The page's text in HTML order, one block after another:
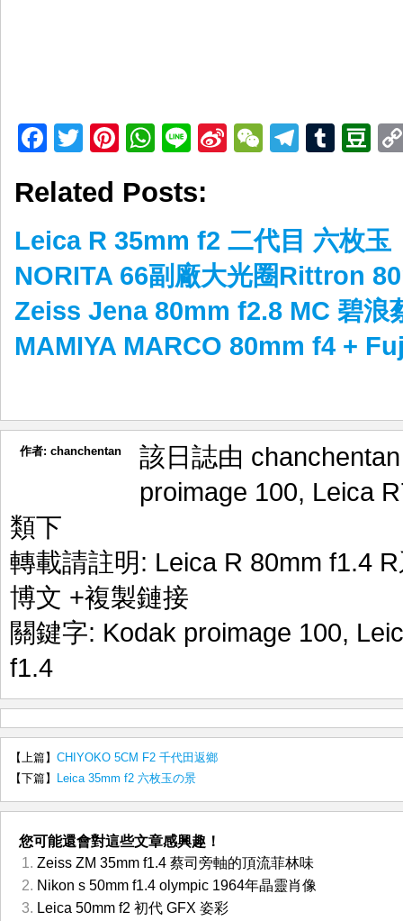
Facebook
TwitterPinterest
WhatsApp
LineSinaWeChat
Related Posts:
Leica R 35mm f2 二代目 六枚玉
NORITA 66副廠大光圈Rittron
Zeiss Jena 80mm f2.8 MC 碧浪
MAMIYA MARCO 80mm f4 +
作者: chanchentan
該日誌由
proimage 100, Leica
類下
轉載請註明: Leica R 80mm f1.4
博文 +複製鏈接
關鍵字: Kodak proimage 100,
f1.4
【上篇】 CHIYOKO 5CM F2 千代田返鄉
【下篇】
Leica 35mm f2 六枚玉の景
您可能還會對這些文章感興趣！
Zeiss ZM 35mm f1.4 蔡司旁軸的頂流菲林味
Nikon s 50mm f1.4 olympic 1964年晶靈肖像
Leica 50mm f2 初代 GFX 姿彩